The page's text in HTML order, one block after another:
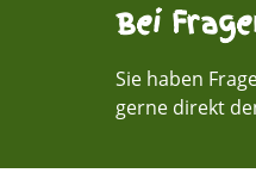
Bei
Sie haben
gerne direkt